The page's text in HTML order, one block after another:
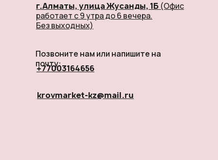
г.Алматы, улица Жусанды, 1Б (Офис
работает с 9 утра до 6 вечера.
Без выходных)
+77003164656
krovmarket-kz@mail.ru
Позвоните нам или напишите на
почту: